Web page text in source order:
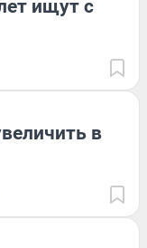
ищут с
в